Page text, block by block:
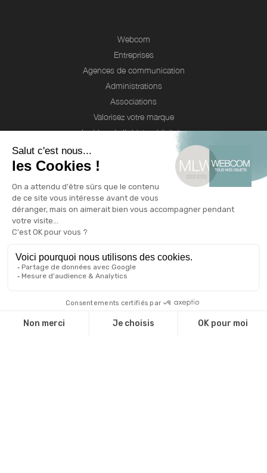
Webcom
Entreprises
Agences de communication
Administrations
Associations
Valorisez votre marque
Le blog de l'objet publicitaire
Qui sommes-nous ?
Qui sommes nous ?
Revendeurs
Cadeaux d'affaire
Guide environnemental